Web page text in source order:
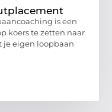
is een
koers te zetten naar
je eigen loopbaan